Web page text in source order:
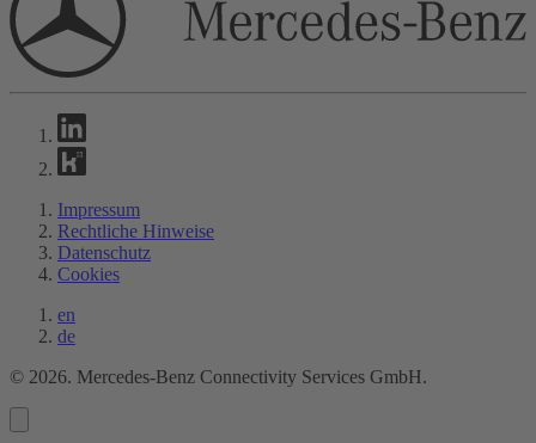
Impressum
Rechtliche Hinweise
Datenschutz
Cookies
en
de
© 2026. Mercedes-Benz Connectivity Services GmbH.